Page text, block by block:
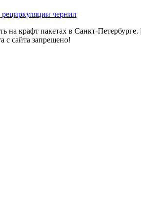
чернил
на крафт пакетах в Санкт-Петербурге. |
с сайта запрещено!